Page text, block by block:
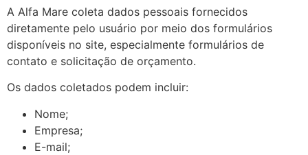
A Alfa Mare coleta dados pessoais fornecidos
diretamente pelo usuário por meio dos formulários
disponíveis no site, especialmente formulários de
contato e solicitação de orçamento.
Os dados coletados podem incluir:
Nome;
Empresa;
E-mail;